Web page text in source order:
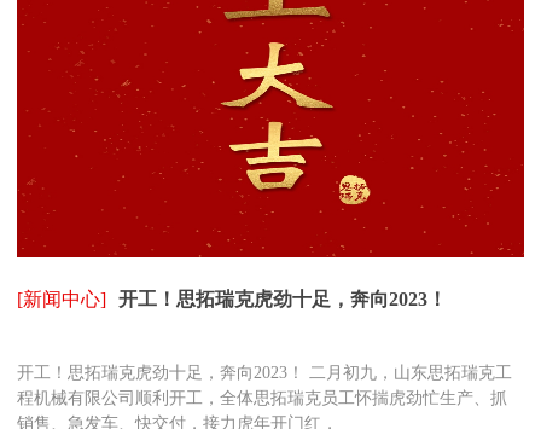
[新闻中心] 开工！思拓瑞克虎劲十足，奔向2023！
开工！思拓瑞克虎劲十足，奔向2023！ 二月初九，山东思拓瑞克工
程机械有限公司顺利开工，全体思拓瑞克员工怀揣虎劲忙生产、抓
销售、急发车、快交付，接力虎年开门红，